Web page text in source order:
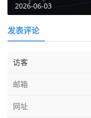
2026-06-03
发表评论